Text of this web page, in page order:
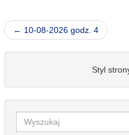
← 10-08-2026 godz. 4
Styl